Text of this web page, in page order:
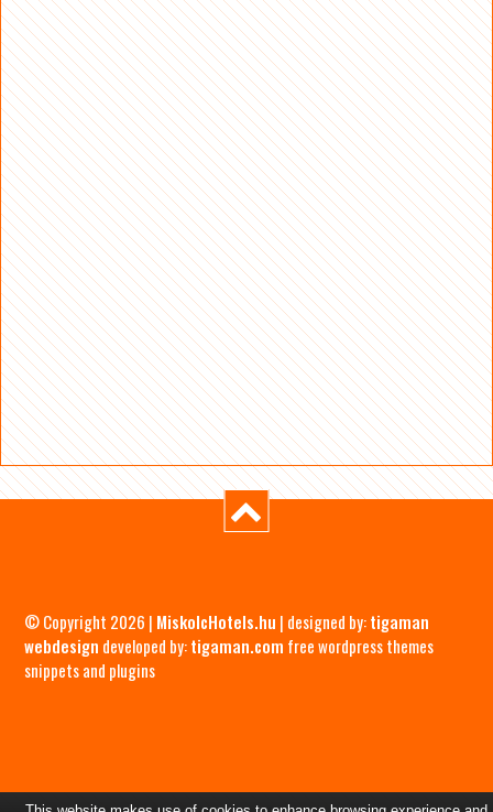
© Copyright 2026 | MiskolcHotels.hu | designed by:tigaman
webdesign developed by:tigaman.com free wordpress themes
snippets and plugins